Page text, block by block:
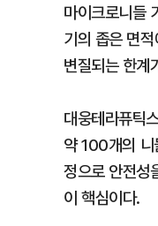
마이크로니들
기의 좁은 면
변질되는 한계
대웅테라퓨틱
약 100개의 니
정으로 안전성
이 핵심이다.